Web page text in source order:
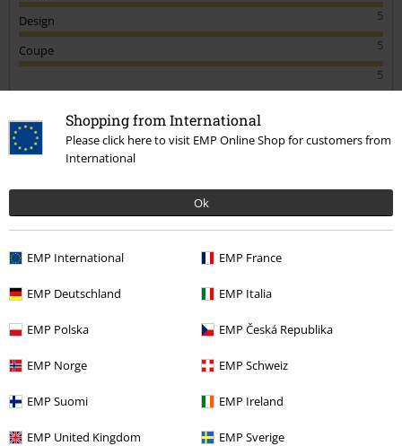
Shopping from International
Please click here to visit EMP Online Shop for customers from
International
Ok
EMP International EMP France
EMP Deutschland EMP Italia
EMP Polska EMP Česká Republika
EMP Norge EMP Schweiz
EMP Suomi EMP Ireland
EMP United Kingdom EMP Sverige
5
Design
5
Coupe
5
Est-ce que ce commentaire vous a été utile ?
Commentaire
Envoyer le commentaire
Chloé V.
Posté le : vendredi, 30 oct. 2020
Hauteur en mètres: 1,67
Taille achetée: L
Bon maintien, agréable à porter
Merci aux personnes qui ont conseillé de prendre une taille en